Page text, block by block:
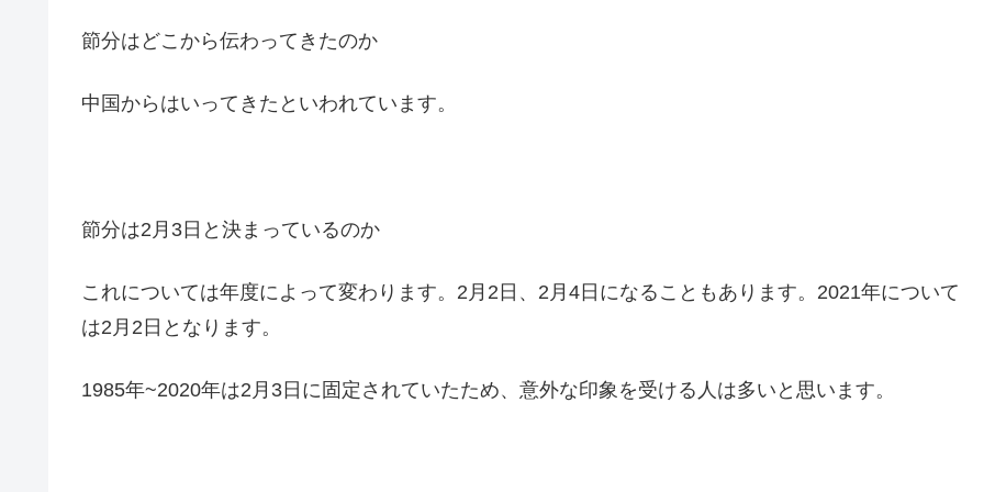
節分はどこから伝わってきたのか
中国からはいってきたといわれています。
節分は2月3日と決まっているのか
これについては年度によって変わります。2月2日、2月4日になることもあります。2021年について
は2月2日となります。
1985年~2020年は2月3日に固定されていたため、意外な印象を受ける人は多いと思います。